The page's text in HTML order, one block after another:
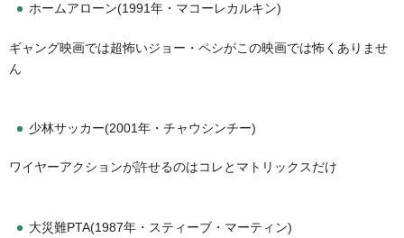
ホームアローン(1991年・マコーレカルキン)
ギャング映画では超怖いジョー・ペシがこの映画では怖くありませ
ん
少林サッカー(2001年・チャウシンチー)
ワイヤーアクションが許せるのはコレとマトリックスだけ
大災難PTA(1987年・スティーブ・マーティン)